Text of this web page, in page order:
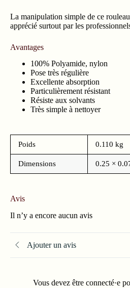
La manipulation simple de ce
apprécié surtout par les
Avantages
100% Polyamide, nylon
Pose très régulière
Excellente absorption
Particulièrement résistant
Résiste aux solvants
Très simple à nettoyer
Poids 0.110 kg
Dimensions 0.25 ×
Avis
Il n’y a encore aucun avis
Ajouter un avis
Vous devez être connecté·e